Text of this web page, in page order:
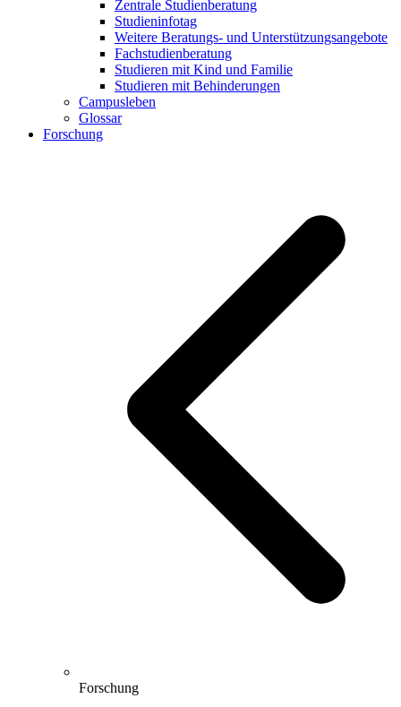
Zentrale Studienberatung
Studieninfotag
Weitere Beratungs- und Unterstützungsangebote
Fachstudienberatung
Studieren mit Kind und Familie
Studieren mit Behinderungen
Campusleben
Glossar
Forschung
Forschung